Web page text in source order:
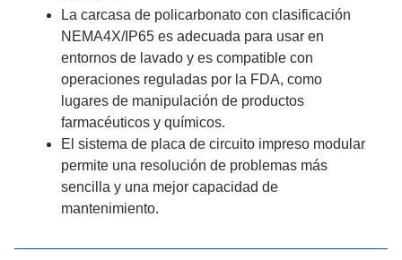
La carcasa de policarbonato con clasificación
NEMA4X/IP65 es adecuada para usar en
entornos de lavado y es compatible con
operaciones reguladas por la FDA, como
lugares de manipulación de productos
farmacéuticos y químicos.
El sistema de placa de circuito impreso modular
permite una resolución de problemas más
sencilla y una mejor capacidad de
mantenimiento.